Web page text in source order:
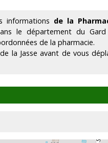
informations de la
le département du
de la pharmacie.
la Jasse avant de vous